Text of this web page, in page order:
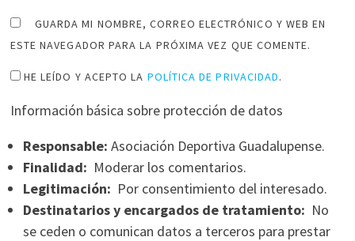
GUARDA MI NOMBRE, CORREO ELECTRÓNICO Y WEB EN
ESTE NAVEGADOR PARA LA PRÓXIMA VEZ QUE COMENTE.
HE LEÍDO Y ACEPTO LA POLÍTICA DE PRIVACIDAD.
Información básica sobre protección de datos
Responsable: Asociación Deportiva Guadalupense.
Finalidad: Moderar los comentarios.
Legitimación: Por consentimiento del interesado.
Destinatarios y encargados de tratamiento: No
se ceden o comunican datos a terceros para prestar